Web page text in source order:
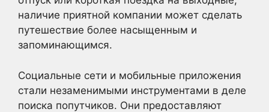
наличие приятной компании может сделать
путешествие более насыщенным и
запоминающимся.
Социальные сети и мобильные приложения
стали незаменимыми инструментами в деле
поиска попутчиков. Они предоставляют